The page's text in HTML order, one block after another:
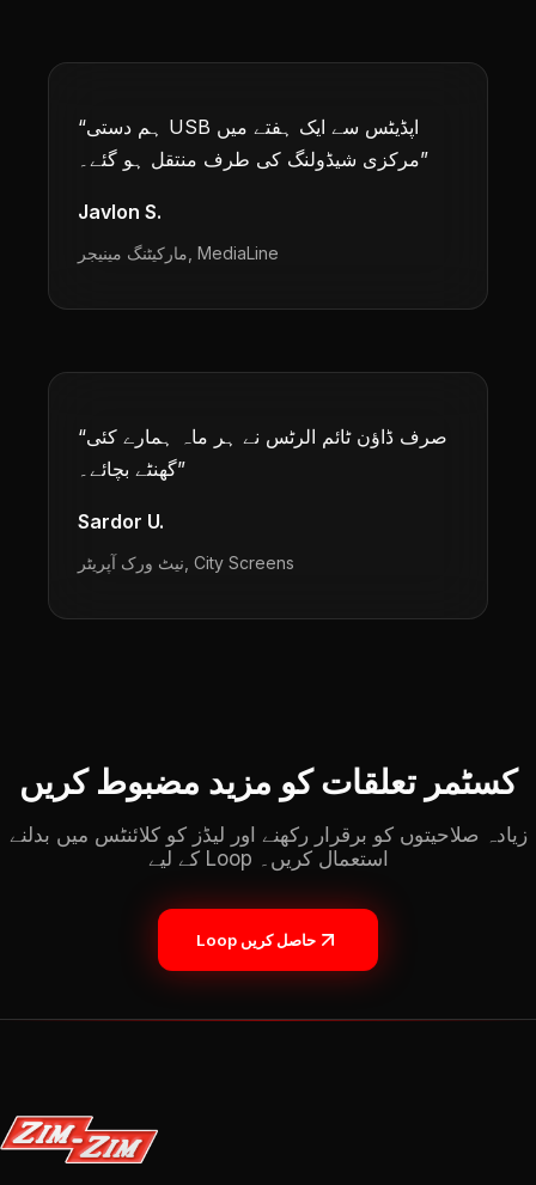
“ہم دستی USB اپڈیٹس سے ایک ہفتے میں
مرکزی شیڈولنگ کی طرف منتقل ہو گئے۔”
Javlon S.
مارکیٹنگ مینیجر MediaLine
“صرف ڈاؤن ٹائم الرٹس نے ہر ماہ ہمارے کئی
گھنٹے بچائے۔”
Sardor U.
نیٹ ورک آپریٹر City Screens
کسٹمر تعلقات کو مزید مضبوط کریں
زیادہ صلاحیتوں کو برقرار رکھنے اور لیڈز کو کلائنٹس میں بدلنے
کے لیے Loop استعمال کریں۔
Loop حاصل کریں